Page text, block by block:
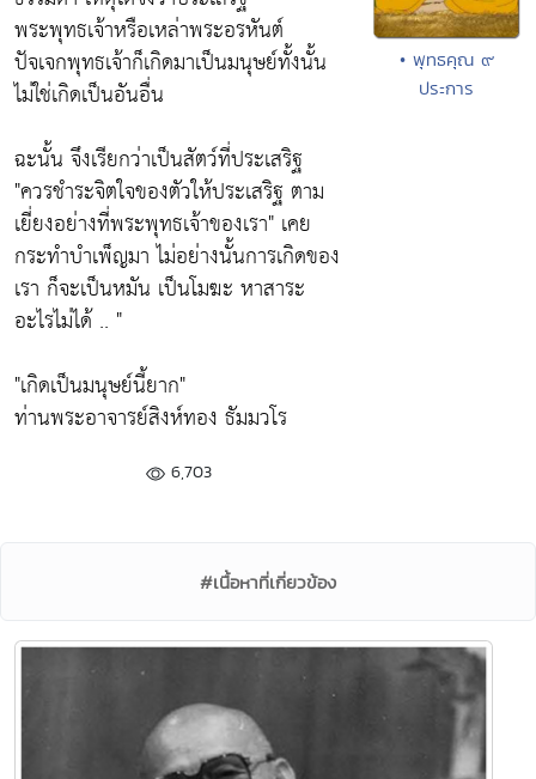
พระพุทธเจ้าหรือเหล่าพระอรหันต์
ปัจเจกพุทธเจ้าก็เกิดมาเป็นมนุษย์ทั้งนั้น
ไม่ใช่เกิดเป็นอันอื่น
ฉะนั้น จึงเรียกว่าเป็นสัตว์ที่ประเสริฐ
"ควรชำระจิตใจของตัวให้ประเสริฐ ตาม
เยี่ยงอย่างที่พระพุทธเจ้าของเรา" เคย
กระทำบำเพ็ญมา ไม่อย่างนั้นการเกิดของ
เรา ก็จะเป็นหมัน เป็นโมฆะ หาสาระ
อะไรไม่ได้ .. "
"เกิดเป็นมนุษย์นี้ยาก"
ท่านพระอาจารย์สิงห์ทอง ธัมมวโร
6,703
• พุทธคุณ ๙
ประการ
#เนื้อหาที่เกี่ยวข้อง